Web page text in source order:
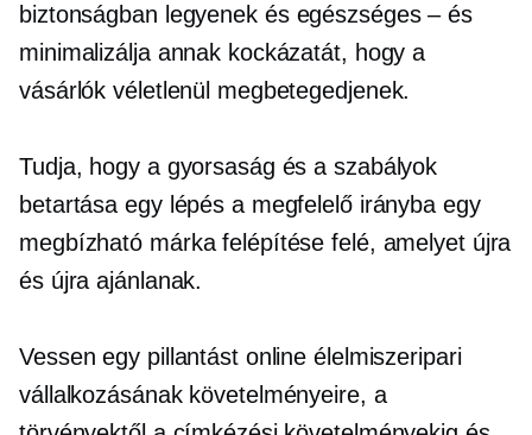
biztonságban legyenek és egészséges – és
minimalizálja annak kockázatát, hogy a
vásárlók véletlenül megbetegedjenek.
Tudja, hogy a gyorsaság és a szabályok
betartása egy lépés a megfelelő irányba egy
megbízható márka felépítése felé, amelyet újra
és újra ajánlanak.
Vessen egy pillantást online élelmiszeripari
vállalkozásának követelményeire, a